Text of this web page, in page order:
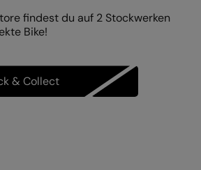
findest du auf 2 Stockwerken
Bike!
& Collect